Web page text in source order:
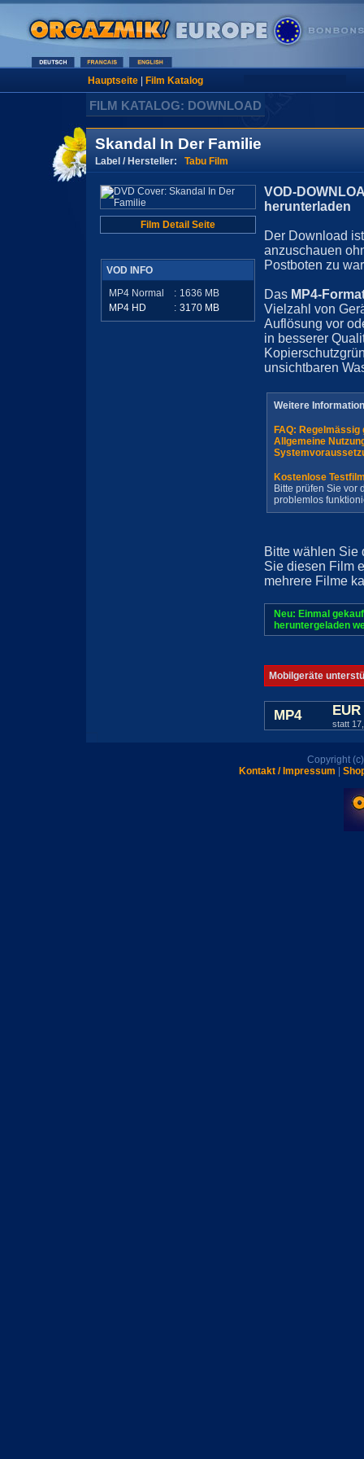
Hauptseite| Film Katalog
FILM KATALOG: DOWNLOAD
Skandal In Der Familie
Label / Hersteller: Tabu Film
Film Detail Seite
VOD INFO
MP4 Normal
: 1636 MB
MP4 HD
: 3170 MB
VOD-
herunterladen
Der Download
anzuschauen
Postboten zu
Das MP4-
Vielzahl von
Auflösung vor
in besserer
unsichtbaren
Weitere
FAQ:
Allgemeine
Kostenlose
Bitte prüfen Sie vor
problemlos
Bitte wählen Sie
Sie diesen Film
mehrere Filme
Neu: Einmal
heruntergeladen
Mobilgeräte
MP4
statt
Copyright
Kontakt / Impressum